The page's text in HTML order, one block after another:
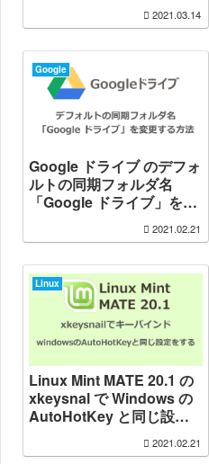
ージと再生ページを作成す
2021.03.14
Google
Google ドライブ のデフォ
ルトの同期フォルダ名
「Google ドライブ」を変
2021.02.21
Linux
Linux Mint MATE 20.1 の
xkeysnal で Windows の
AutoHotKey と同じ設定
2021.02.21